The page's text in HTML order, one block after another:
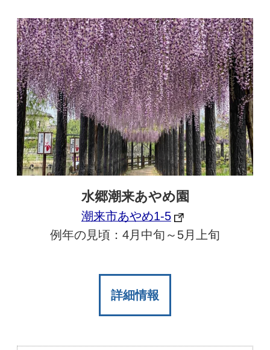
水郷潮来あやめ園
潮来市あやめ1-5
例年の見頃：4月中旬～5月上旬
詳細情報